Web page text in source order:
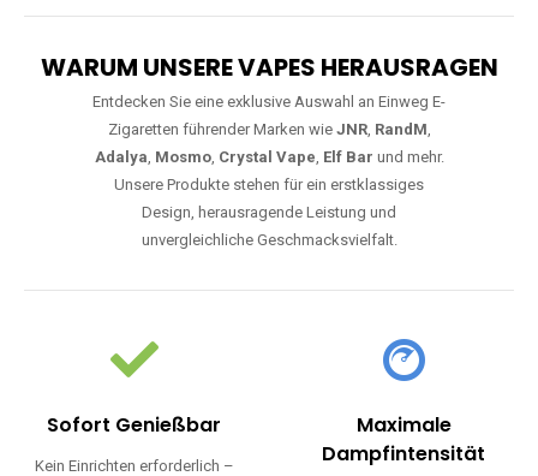
WARUM UNSERE VAPES HERAUSRAGEN
Entdecken Sie eine exklusive Auswahl an Einweg E-
Zigaretten führender Marken wie JNR, RandM,
Adalya, Mosmo, Crystal Vape, Elf Bar und mehr.
Unsere Produkte stehen für ein erstklassiges
Design, herausragende Leistung und
unvergleichliche Geschmacksvielfalt.
Sofort Genießbar
Kein Einrichten erforderlich –
Maximale
Dampfintensität